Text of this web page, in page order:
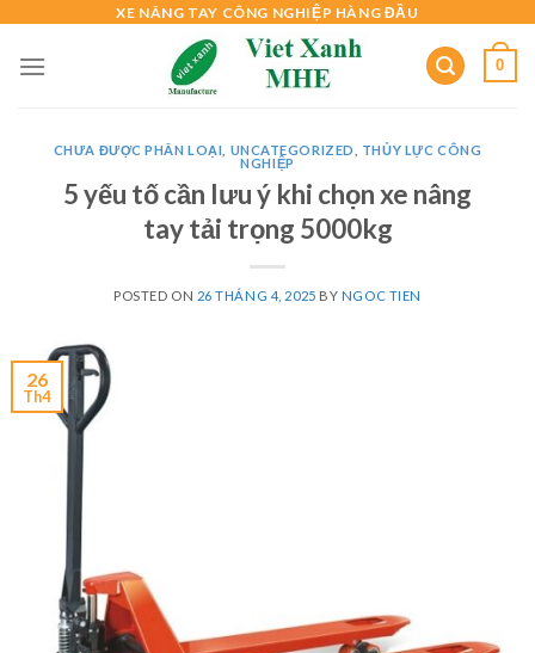
content
XE NÂNG TAY CÔNG NGHIỆP HÀNG ĐẦU
0
CHƯA ĐƯỢC PHÂN LOẠI UNCATEGORIZED
THỦY LỰC CÔNG
NGHIỆP
5 yếu tố cần lưu ý khi chọn xe nâng
tay tải trọng 5000kg
POSTED ON 26 THÁNG 4, 2025 BY NGOC TIEN
26
Th4